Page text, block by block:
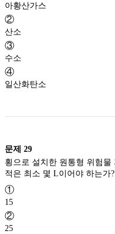
아황산가스
②
산소
③
수소
④
일산화탄소
문제 29
횡으로 설치한 원통형 위험
①
15
②
25